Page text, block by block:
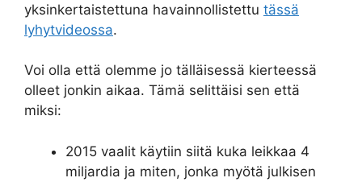
yksinkertaistettuna havainnollistettu tässä
lyhytvideossa.
Voi olla että olemme jo tälläisessä kierteessä
olleet jonkin aikaa. Tämä selittäisi sen että
miksi:
2015 vaalit käytiin siitä kuka leikkaa 4
miljardia ja miten, jonka myötä julkisen